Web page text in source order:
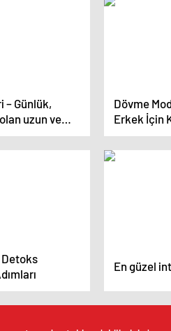
– Günlük,
uzun ve
Dövme
Erkek İçin
Yazı
Detoks
En güzel